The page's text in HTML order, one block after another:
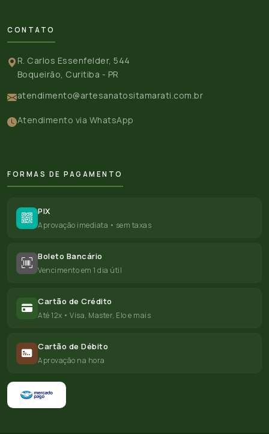
CONTATO
R. Carlos Essenfelder, 544
Boqueirão, Curitiba - PR
atendimento@artesanatositamarati.com.br
Atendimento via WhatsApp
FORMAS DE PAGAMENTO
PIX
Aprovação imediata • sem taxas
Boleto Bancário
Vencimento em 1 dia útil
Cartão de Crédito
Até 12x • Visa, Master, Elo e mais
Cartão de Débito
Aprovação na hora